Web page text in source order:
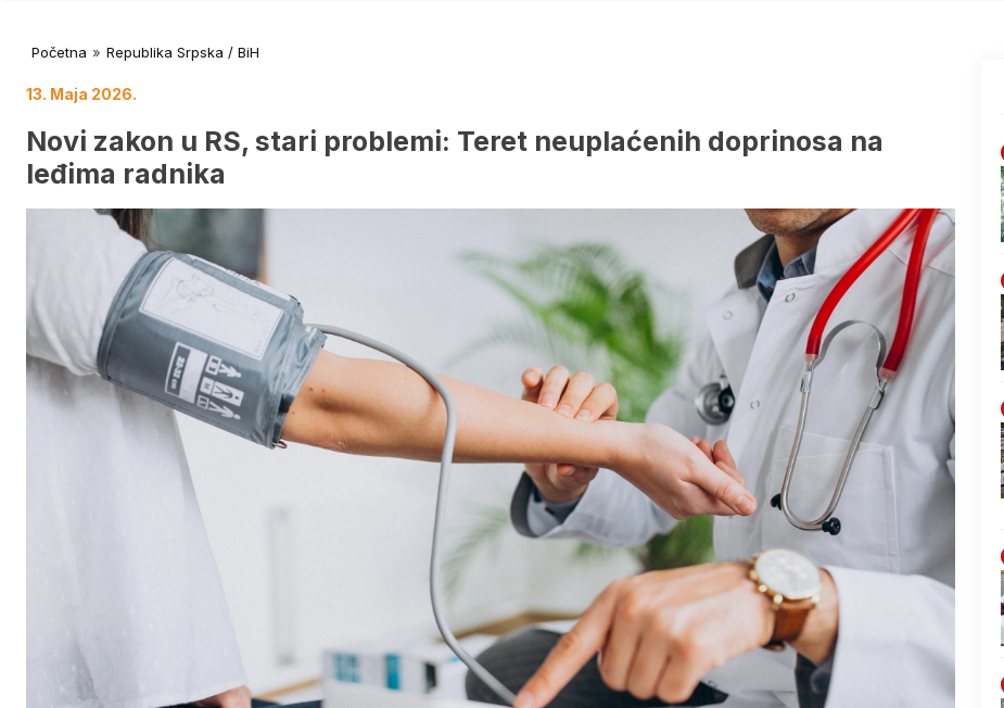
Početna » Republika Srpska / BiH
13. Maja 2026.
Novi zakon u RS, stari problemi: Teret neuplaćenih doprinosa na
leđima radnika